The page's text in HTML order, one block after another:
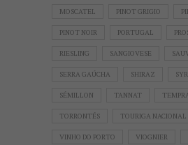
MOSCATEL PINOT GRIGIO
PINOT NOIR PORTUGAL
RIESLING SANGIOVESE
SERRA GAÚCHA SHIRAZ
SÉMILLON TANNAT
TORRONTÉS TOURIGA NACIONAL
VINHO DO PORTO VIOGNIER